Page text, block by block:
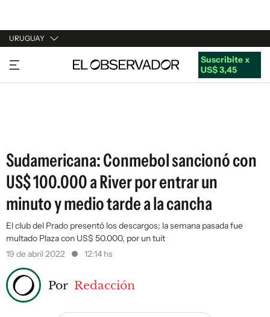
URUGUAY
URUGUAY
ARGENTINA
Suscribite x
US$ 3,45
Sudamericana: Conmebol sancionó con
US$ 100.000 a River por entrar un
minuto y medio tarde a la cancha
El club del Prado presentó los descargos; la semana pasada fue
multado Plaza con US$ 50.000, por un tuit
19 de abril 2022
12:14 hs
Por Redacción